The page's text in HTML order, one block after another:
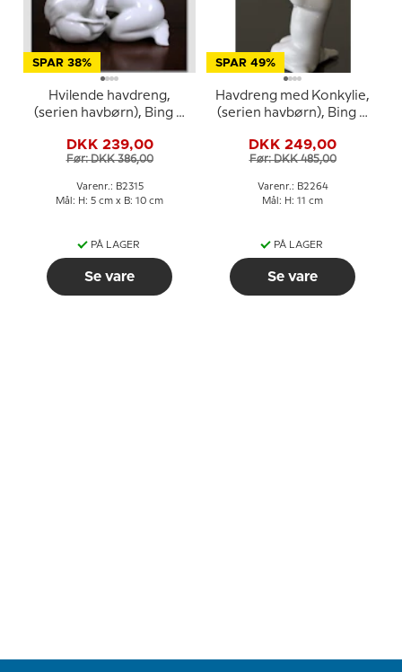
SPAR 38%
Hvilende havdreng,
(serien havbørn), Bing &
eller 2315
DKK 239,00
Før: DKK 386,00
Varenr.: B2315
Mål: H: 5 cm x B: 10 cm
PÅ LAGER
Se vare
SPAR 49%
Havdreng med Konkylie,
(serien havbørn), Bing &
eller 2264
DKK 249,00
Før: DKK 485,00
Varenr.: B2264
Mål: H: 11 cm
PÅ LAGER
Se vare